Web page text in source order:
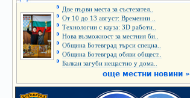
Две първи места за състезател..
От 10 до 13 август: Временни ..
Технологии с кауза: 3D работи..
Нова възможност за местния би..
Община Ботевград търси специа..
Община Ботевград обяви общест..
Балкан загуби нещастно у дома..
още местни новини »